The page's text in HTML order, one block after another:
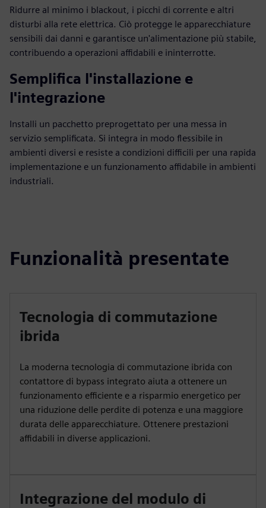
Ridurre al minimo i blackout, i picchi di corrente e altri
disturbi alla rete elettrica. Ciò protegge le apparecchiature
sensibili dai danni e garantisce un'alimentazione più stabile,
contribuendo a operazioni affidabili e ininterrotte.
Semplifica l'installazione e
l'integrazione
Installi un pacchetto preprogettato per una messa in
servizio semplificata. Si integra in modo flessibile in
ambienti diversi e resiste a condizioni difficili per una rapida
implementazione e un funzionamento affidabile in ambienti
industriali.
Funzionalità presentate
Tecnologia di commutazione
ibrida
La moderna tecnologia di commutazione ibrida con
contattore di bypass integrato aiuta a ottenere un
funzionamento efficiente e a risparmio energetico per
una riduzione delle perdite di potenza e una maggiore
durata delle apparecchiature. Ottenere prestazioni
affidabili in diverse applicazioni.
Integrazione del modulo di